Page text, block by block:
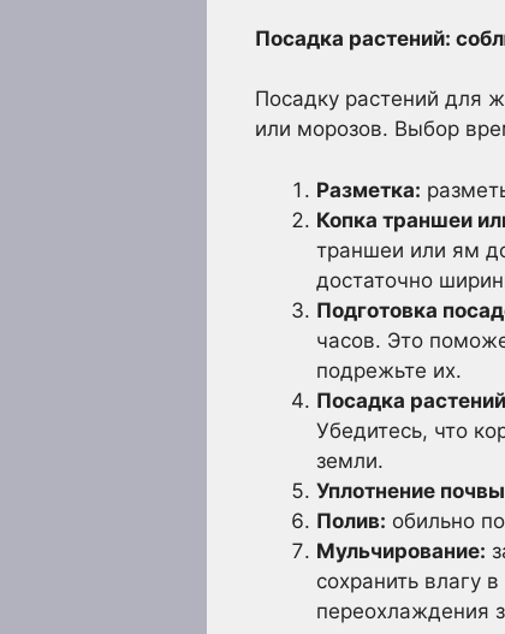
Посадка растений:
Посадку растений для
или морозов. Выбор
Разметка:
Копка траншеи
траншеи или ям
достаточно
Подготовка
часов. Это
подрежьте их.
Посадка
Убедитесь, что
земли.
Уплотнение
Полив: обильно
Мульчирование:
сохранить влагу
переохлаждения